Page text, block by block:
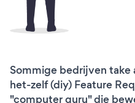
Sommige bedrijven take
het-zelf (diy) Feature
"computer guru" die